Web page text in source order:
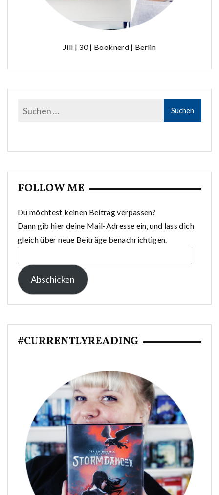
Jill | 30 | Booknerd | Berlin
FOLLOW ME
Du möchtest keinen Beitrag verpassen?
Dann gib hier deine Mail-Adresse ein, und lass dich
gleich über neue Beiträge benachrichtigen.
Mail-
Adresse:
Abschicken
#CURRENTLYREADING